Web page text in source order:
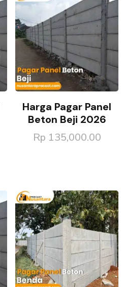
Harga Pagar Panel
Beton Beji 2026
Rp 135,000.00